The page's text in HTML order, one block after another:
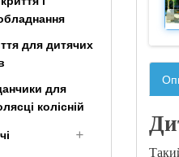
для дитячих
для
колісній